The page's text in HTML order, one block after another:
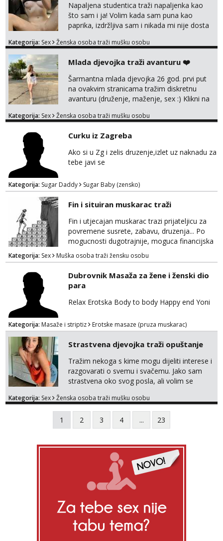
Napaljena studentica traži napaljenka kao
što sam i ja! Volim kada sam puna kao
paprika, izdržljiva sam i nikada mi nije dosta
bilo kad i bilo gdje zato se javi što prije da
tamo, cekam te!
Kategorija: Sex Ženska osoba traži mušku osobu
Mlada djevojka traži avanturu ❤️
Šarmantna mlada djevojka 26 god. prvi put
na ovakvim stranicama tražim diskretnu
avanturu (druženje, maženje, sex :) Klikni na
Kategorija: Sex Ženska osoba traži mušku osobu
Curku iz Zagreba
Ako si u Zg i zelis druzenje,izlet uz naknadu za
tebe javi se
Kategorija: Sugar Daddy Sugar Baby (zensko)
Fin i situiran muskarac traži
Fin i utjecajan muskarac trazi prijateljicu za
povremene susrete, zabavu, druzenja... Po
mogucnosti dugotrajnije, moguca financijska
potpora!
Kategorija: Sex Muška osoba traži žensku osobu
Dubrovnik Masaža za žene i ženski dio
para
Relax Erotska Body to body Happy end Yoni
Kategorija: Masaže i striptiz Erotske masaze (pruza muskarac)
Strastvena djevojka traži opuštanje
Tražim nekoga s kime mogu dijeliti interese i
razgovarati o svemu i svačemu. Jako sam
strastvena oko svog posla, ali volim se
Voljela bi naci nekoga pa da se nemoram
samo s prijateljima opustati ;) Klikni na link
ispod i nadji me tamo, cekam te!
Kategorija: Sex Ženska osoba traži mušku osobu
1 2 3 4 ... 23